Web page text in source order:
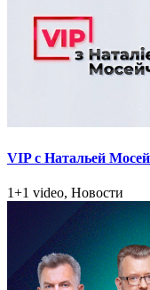
VIP с Натальей
1+1 video, Новости